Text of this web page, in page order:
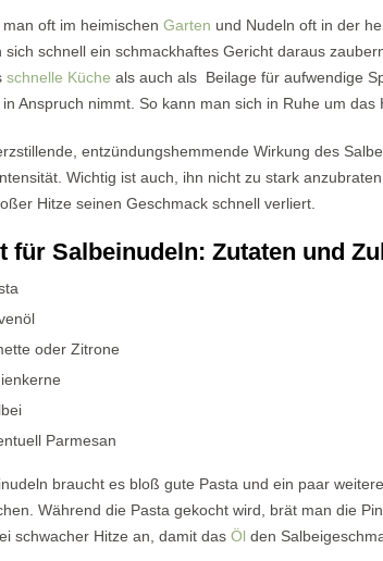
oft im heimischen Garten und Nudeln oft in der
sich schnell ein schmackhaftes Gericht daraus
schnelle Küche als auch als Beilage für aufwendige
Anspruch nimmt. So kann man sich in Ruhe um das
entzündungshemmende Wirkung des
Wichtig ist auch, ihn nicht zu stark
Hitze seinen Geschmack schnell verliert.
für Salbeinudeln: Zutaten und
oder Zitrone
Parmesan
braucht es bloß gute Pasta und ein paar
Während die Pasta gekocht wird, brät man die
schwacher Hitze an, damit das Öl den